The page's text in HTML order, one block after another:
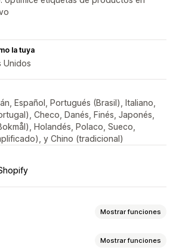
la tuya
Unidos
Español, Portugués (Brasil), Italiano,
Checo, Danés, Finés, Japonés,
Holandés, Polaco, Sueco,
y Chino (tradicional)
Mostrar funciones
Mostrar funciones